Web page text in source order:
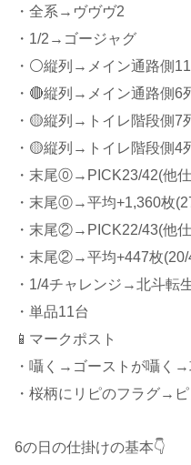
・全系→ヴヴヴ2
・1/2→ゴージャグ
・⚪️縦列→メイン通路側11
・🔴縦列→メイン通路側6
・🟡縦列→トイレ階段側7
・🟡縦列→トイレ階段側4
・末尾⓪→PICK23/42(他
・末尾⓪→平均+1,360枚
・末尾②→PICK22/43(他
・末尾②→平均+447枚(20/
・1/4チャレンジ→北斗転
・単品11台
📱マークポスト
・囁く→ゴーストが囁く→
・桜柄にリピのフラグ→
6の日の仕掛けの基本👇